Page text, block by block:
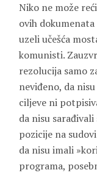
Niko ne može
ovih
uzeli učešća
komunisti.
rezolucija samo
neviđeno, da
ciljeve ni
da nisu
pozicije na
da nisu imali
programa,